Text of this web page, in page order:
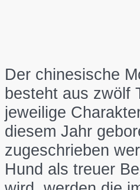
Der chinesische
besteht aus zwölf
jeweilige
diesem Jahr
zugeschrieben
Hund als treuer